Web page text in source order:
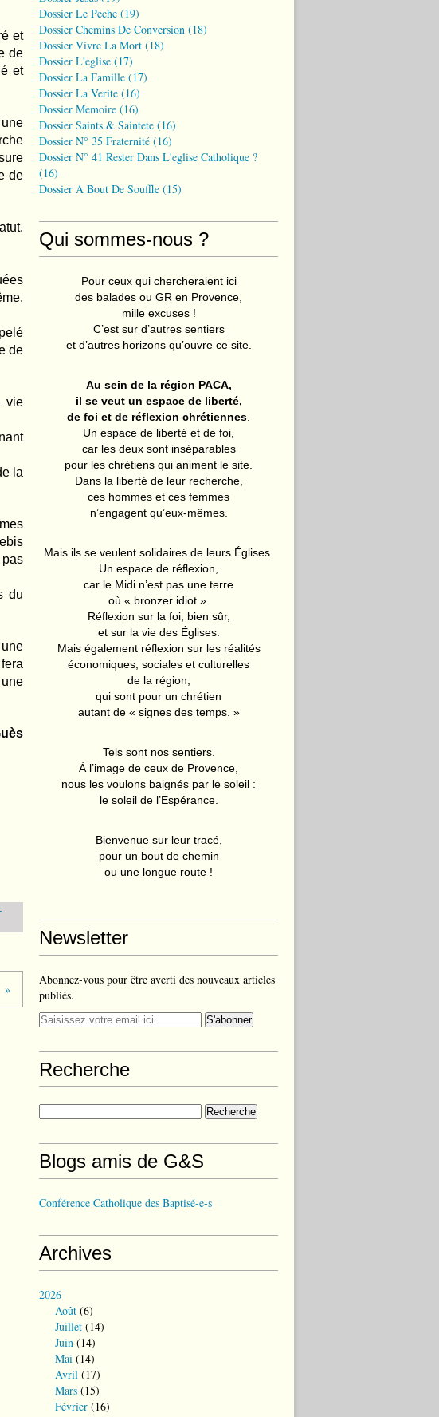
et
de
et
de
de
vie
la
du
Dossier Le Peche (19)
Dossier Chemins De Conversion (18)
Dossier Vivre La Mort (18)
Dossier L'eglise (17)
Dossier La Famille (17)
Dossier La Verite (16)
Dossier Memoire (16)
Dossier Saints & Saintete (16)
Dossier N° 35 Fraternité (16)
Dossier N° 41 Rester Dans L'eglise Catholique ?
(16)
Dossier A Bout De Souffle (15)
Qui sommes-nous ?
Pour ceux qui chercheraient ici
des balades ou GR en Provence,
mille excuses !
C’est sur d’autres sentiers
et d’autres horizons qu’ouvre ce site.
Au sein de la région PACA,
il se veut un espace de liberté,
de foi et de réflexion chrétiennes
Un espace de liberté et de foi,
car les deux sont inséparables
pour les chrétiens qui animent le site.
Dans la liberté de leur recherche,
ces hommes et ces femmes
n’engagent qu’eux-mêmes.
Mais ils se veulent solidaires de leurs Églises.
Un espace de réflexion,
car le Midi n’est pas une terre
où « bronzer idiot ».
Réflexion sur la foi, bien sûr,
et sur la vie des Églises.
Mais également réflexion sur les réalités
économiques, sociales et culturelles
de la région,
qui sont pour un chrétien
autant de « signes des temps. »
Tels sont nos sentiers.
À l’image de ceux de Provence,
nous les voulons baignés par le soleil :
le soleil de l’Espérance.
Bienvenue sur leur tracé,
pour un bout de chemin
ou une longue route !
Newsletter
Abonnez-vous pour être averti des nouveaux articles
publiés.
Recherche
Blogs amis de G&S
Conférence Catholique des Baptisé-e-s
Archives
2026
Août (6)
Juillet (14)
Juin (14)
Mai (14)
Avril (17)
Mars (15)
Février (16)